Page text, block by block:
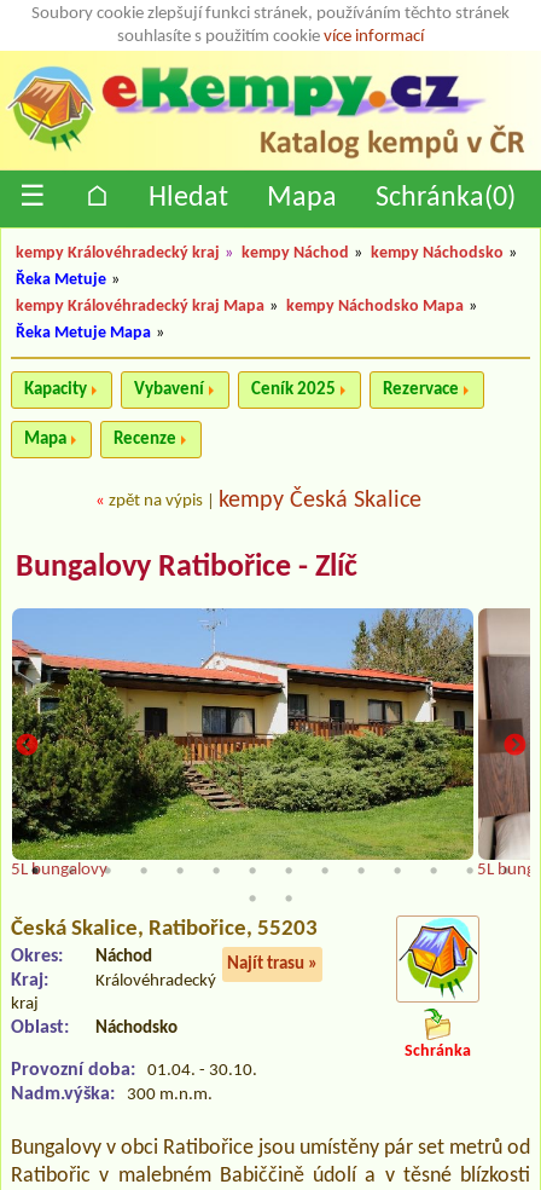
Soubory cookie zlepšují funkci stránek, používáním těchto stránek
souhlasíte s použitím cookie více informací
☰ ⌂ Hledat Mapa Schránka(0)
kempy Královéhradecký kraj » kempy Náchod » kempy Náchodsko »
Řeka Metuje »
kempy Královéhradecký kraj Mapa » kempy Náchodsko Mapa »
Řeka Metuje Mapa »
Kapacity Vybavení Ceník 2025 Rezervace
Mapa Recenze
« zpět na výpis kempy Česká Skalice
Bungalovy Ratibořice - Zlíč
5L bungalovy 5L
Česká Skalice, Ratibořice, 55203
Najít trasu »
Okres: Náchod
Kraj:
Královéhradecký
kraj
Oblast: Náchodsko
Provozní doba: 01.04. - 30.10.
Nadm.výška: 300 m.n.m.
Schránka
Bungalovy v obci Ratibořice jsou umístěny pár set metrů od
Ratibořic v malebném Babiččině údolí a v těsné blízkosti